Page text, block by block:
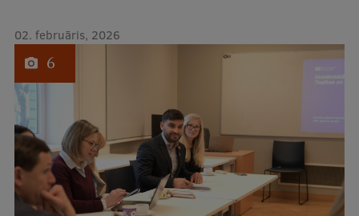
Kontakti
Vakances
Mobile
galvenā
izvēlne
Studiju iespējas
Pamatstudiju programmas
6
02. februāris, 2026